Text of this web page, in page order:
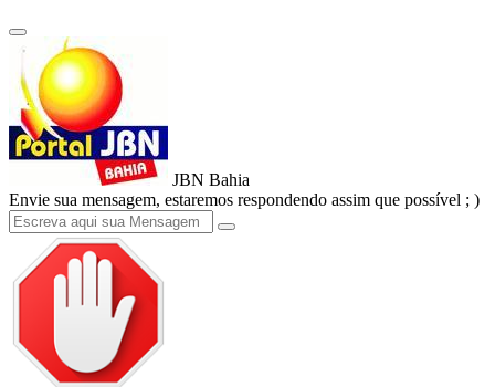
JBN Bahia
Envie sua mensagem, estaremos respondendo assim que possível ; )